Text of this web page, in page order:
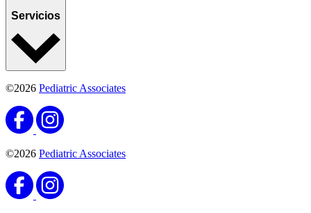
Servicios
©2026 Pediatric Associates
©2026 Pediatric Associates